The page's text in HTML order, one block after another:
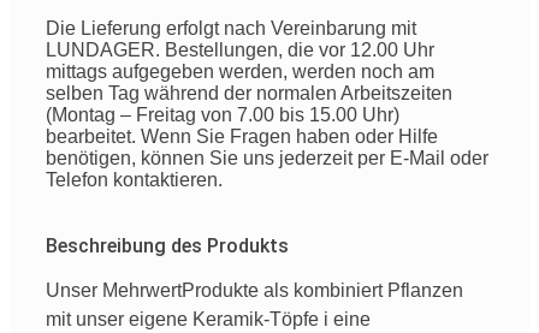
Die Lieferung erfolgt nach Vereinbarung mit
LUNDAGER. Bestellungen, die vor 12.00 Uhr
mittags aufgegeben werden, werden noch am
selben Tag während der normalen Arbeitszeiten
(Montag – Freitag von 7.00 bis 15.00 Uhr)
bearbeitet. Wenn Sie Fragen haben oder Hilfe
benötigen, können Sie uns jederzeit per E-Mail oder
Telefon kontaktieren.
Beschreibung des Produkts
Unser MehrwertProdukte als kombiniertPflanzen
mit unser eigene Keramik-Töpfe i eine